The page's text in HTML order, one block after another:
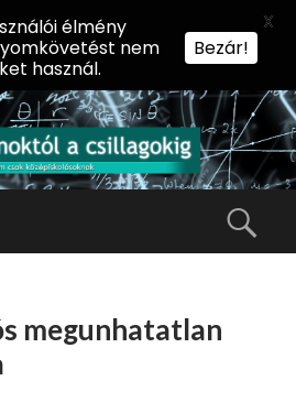
AZ
KT
Előadássorozat
Természettudományi
megunhatatlan
élmény
nem
használ.
Bezár!
X